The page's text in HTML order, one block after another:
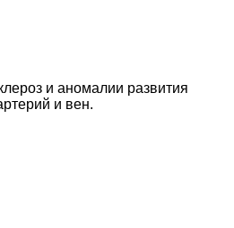
и аномалии развития
и вен.